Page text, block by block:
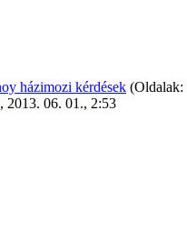
házimozi kérdések (Oldalak:
, 2013. 06. 01., 2:53